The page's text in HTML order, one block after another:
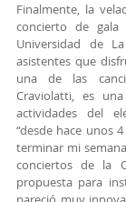
Finalmente, la
concierto de
Universidad de
asistentes que
una de las
Craviolatti, es
actividades del
“desde hace unos
terminar mi
conciertos de la
propuesta para